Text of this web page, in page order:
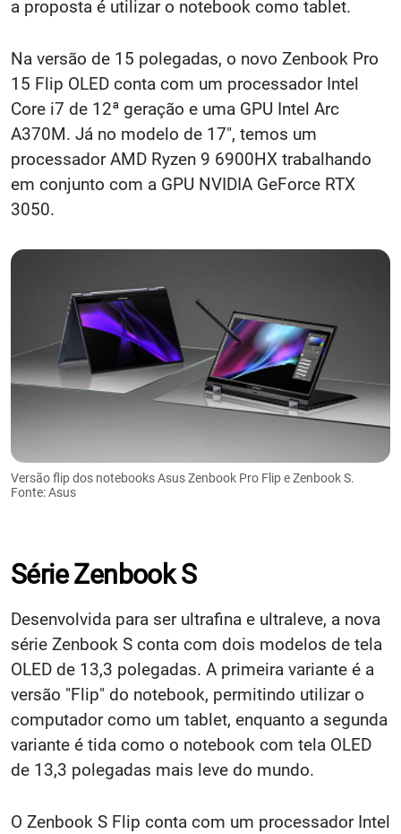
a proposta é utilizar o notebook como tablet.
Na versão de 15 polegadas, o novo Zenbook Pro
15 Flip OLED conta com um processador Intel
Core i7 de 12ª geração e uma GPU Intel Arc
A370M. Já no modelo de 17", temos um
processador AMD Ryzen 9 6900HX trabalhando
em conjunto com a GPU NVIDIA GeForce RTX
3050.
Versão flip dos notebooks Asus Zenbook Pro Flip e Zenbook S.
Fonte: Asus
Série Zenbook S
Desenvolvida para ser ultrafina e ultraleve, a nova
série Zenbook S conta com dois modelos de tela
OLED de 13,3 polegadas. A primeira variante é a
versão "Flip" do notebook, permitindo utilizar o
computador como um tablet, enquanto a segunda
variante é tida como o notebook com tela OLED
de 13,3 polegadas mais leve do mundo.
O Zenbook S Flip conta com um processador Intel